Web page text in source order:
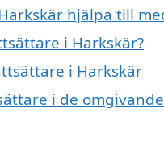
hjälpa till
i Harkskär?
i Harkskär
i de